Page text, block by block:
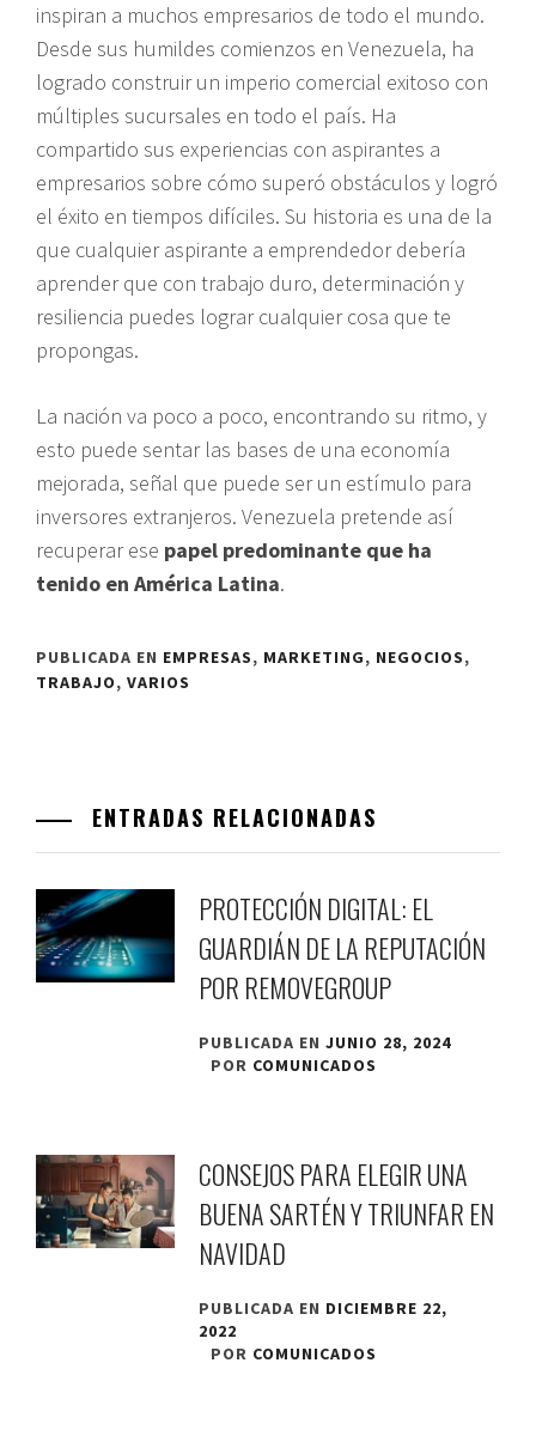
inspiran a muchos empresarios de todo el mundo.
Desde sus humildes comienzos en Venezuela, ha
logrado construir un imperio comercial exitoso con
múltiples sucursales en todo el país. Ha
compartido sus experiencias con aspirantes a
empresarios sobre cómo superó obstáculos y logró
el éxito en tiempos difíciles. Su historia es una de la
que cualquier aspirante a emprendedor debería
aprender que con trabajo duro, determinación y
resiliencia puedes lograr cualquier cosa que te
propongas.
La nación va poco a poco, encontrando su ritmo, y
esto puede sentar las bases de una economía
mejorada, señal que puede ser un estímulo para
inversores extranjeros. Venezuela pretende así
recuperar ese papel predominante que ha
tenido en América Latina.
PUBLICADA EN EMPRESAS, MARKETING, NEGOCIOS,
TRABAJO, VARIOS
ENTRADAS RELACIONADAS
PROTECCIÓN DIGITAL: EL
GUARDIÁN DE LA REPUTACIÓN
POR REMOVEGROUP
PUBLICADA ENJUNIO 28, 2024
POR COMUNICADOS
CONSEJOS PARA ELEGIR UNA
BUENA SARTÉN Y TRIUNFAR EN
NAVIDAD
PUBLICADA EN DICIEMBRE 22,
2022
POR COMUNICADOS